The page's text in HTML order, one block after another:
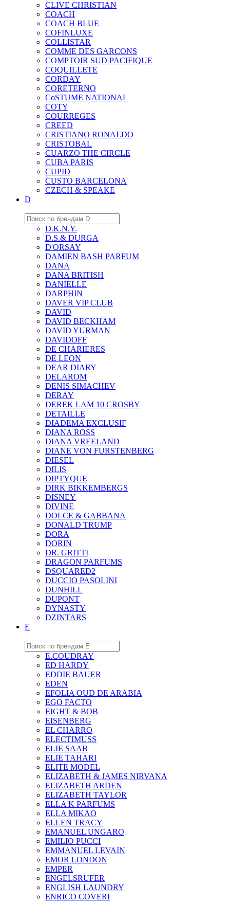
CLIVE CHRISTIAN
COACH
COACH BLUE
COFINLUXE
COLLISTAR
COMME DES GARCONS
COMPTOIR SUD PACIFIQUE
COQUILLETE
CORDAY
CORETERNO
CoSTUME NATIONAL
COTY
COURREGES
CREED
CRISTIANO RONALDO
CRISTOBAL
CUARZO THE CIRCLE
CUBA PARIS
CUPID
CUSTO BARCELONA
CZECH & SPEAKE
D
D.K.N.Y.
D.S.& DURGA
D'ORSAY
DAMIEN BASH PARFUM
DANA
DANA BRITISH
DANIELLE
DARPHIN
DAVER VIP CLUB
DAVID
DAVID BECKHAM
DAVID YURMAN
DAVIDOFF
DE CHARIERES
DE LEON
DEAR DIARY
DELAROM
DENIS SIMACHEV
DERAY
DEREK LAM 10 CROSBY
DETAILLE
DIADEMA EXCLUSIF
DIANA ROSS
DIANA VREELAND
DIANE VON FURSTENBERG
DIESEL
DILIS
DIPTYQUE
DIRK BIKKEMBERGS
DISNEY
DIVINE
DOLCE & GABBANA
DONALD TRUMP
DORA
DORIN
DR. GRITTI
DRAGON PARFUMS
DSQUARED2
DUCCIO PASOLINI
DUNHILL
DUPONT
DYNASTY
DZINTARS
E
E.COUDRAY
ED HARDY
EDDIE BAUER
EDEN
EFOLIA OUD DE ARABIA
EGO FACTO
EIGHT & BOB
EISENBERG
EL CHARRO
ELECTIMUSS
ELIE SAAB
ELIE TAHARI
ELITE MODEL
ELIZABETH & JAMES NIRVANA
ELIZABETH ARDEN
ELIZABETH TAYLOR
ELLA K PARFUMS
ELLA MIKAO
ELLEN TRACY
EMANUEL UNGARO
EMILIO PUCCI
EMMANUEL LEVAIN
EMOR LONDON
EMPER
ENGELSRUFER
ENGLISH LAUNDRY
ENRICO COVERI